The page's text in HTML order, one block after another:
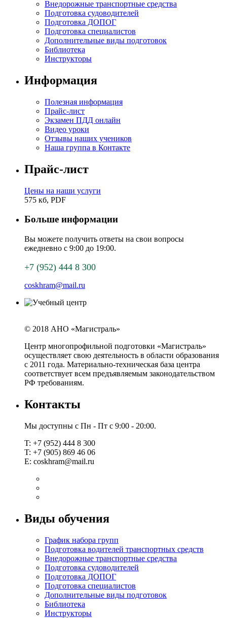
Внедорожные транспортные средства
Подготовка судоводителей
Подготовка ДОПОГ
Подготовка специалистов
Дополнительные виды подготовок
Библиотека
Инструкторы
Информация
Полезная информация
Прайс-лист
Экзамен ПДД онлайн
Видео уроки
Отзывы наших учеников
Наша группа в Контакте
Прайс-лист
Цены на наши услуги
575 кб, PDF
Больше информации
Вы можете получить ответы на свои вопросы
ежедневно с 9:00 до 19:00.
+7 (952) 444 8 300
coskhram@mail.ru
© 2018 АНО «Магистраль»
Центр многопрофильной подготовки «Магистраль»
осуществляет свою деятельность в области образования
с 2011 года. Материально-техническая база центра
соответствует всем предъявляемым законодательством
РФ требованиям.
Контакты
Мы доступны с Пн - Пт с 9:00 - 20:00.
T: +7 (952) 444 8 300
T: +7 (905) 869 46 06
E: coskhram@mail.ru
Виды обучения
График набора групп
Подготовка водителей транспортных средств
Внедорожные транспортные средства
Подготовка судоводителей
Подготовка ДОПОГ
Подготовка специалистов
Дополнительные виды подготовок
Библиотека
Инструкторы